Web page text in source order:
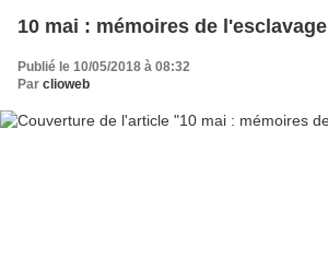
10 mai : mémoires de l'esclavage
Publié le 10/05/2018 à 08:32
Par clioweb